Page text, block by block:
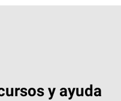
y ayuda